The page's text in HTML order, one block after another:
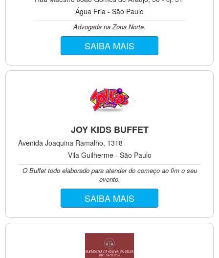
Água Fria - São Paulo
Advogada na Zona Norte.
SAIBA MAIS
JOY KIDS BUFFET
Avenida Joaquina Ramalho, 1318
Vila Guilherme - São Paulo
O Buffet todo elaborado para atender do começo ao fim o seu
evento.
SAIBA MAIS